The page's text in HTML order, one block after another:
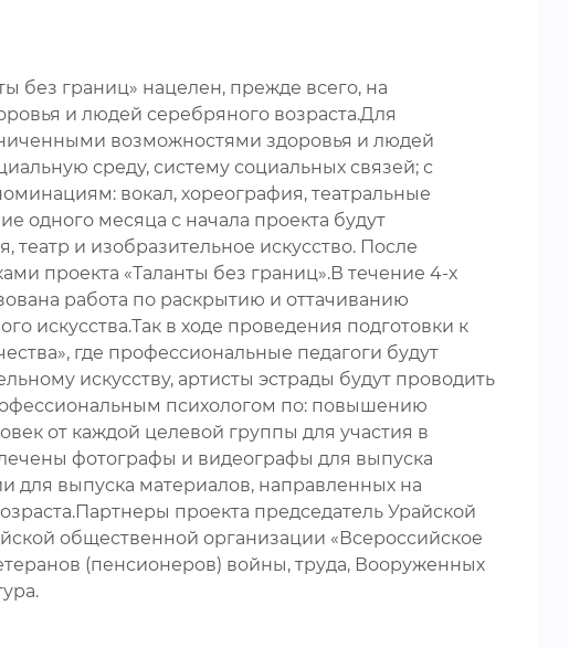
без границ» нацелен, прежде всего, на
и людей серебряного возраста.Для
возможностями здоровья и людей
среду, систему социальных связей; с
вокал, хореография, театральные
одного месяца с начала проекта будут
и изобразительное искусство. После
проекта «Таланты без границ».В течение 4-х
работа по раскрытию и оттачиванию
искусства.Так в ходе проведения подготовки к
где профессиональные педагоги будут
искусству, артисты эстрады будут проводить
психологом по: повышению
от каждой целевой группы для участия в
фотографы и видеографы для выпуска
для выпуска материалов, направленных на
проекта председатель Урайской
общественной организации «Всероссийское
(пенсионеров) войны, труда, Вооруженных